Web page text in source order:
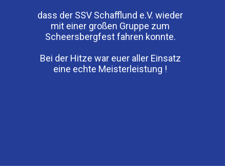
dass der SSV Schafflund e.V. wieder
mit einer großen Gruppe zum
Scheersbergfest fahren konnte.
Bei der Hitze war euer aller Einsatz
eine echte Meisterleistung !